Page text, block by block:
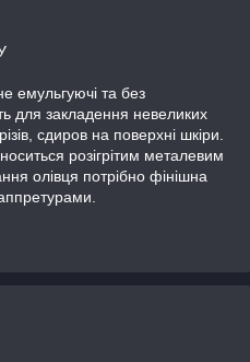
емульгуючі та без
для закладення невеликих
сдиров на поверхні шкіри.
розігрітим металевим
олівця потрібно фінішна